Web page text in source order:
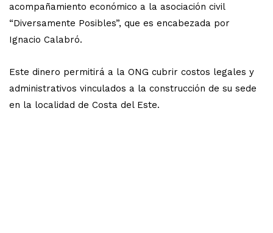
acompañamiento económico a la asociación civil
“Diversamente Posibles”, que es encabezada por
Ignacio Calabró.
Este dinero permitirá a la ONG cubrir costos legales y
administrativos vinculados a la construcción de su sede
en la localidad de Costa del Este.